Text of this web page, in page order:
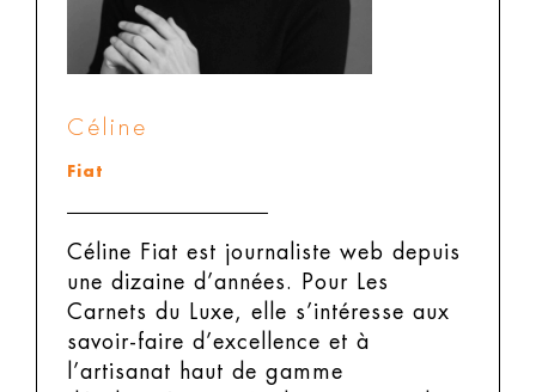
Céline
Fiat
Céline Fiat est journaliste web depuis
une dizaine d’années. Pour Les
Carnets du Luxe, elle s’intéresse aux
savoir-faire d’excellence et à
l’artisanat haut de gamme